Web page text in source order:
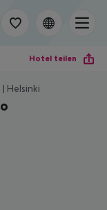
Hotel teilen
Helsinki